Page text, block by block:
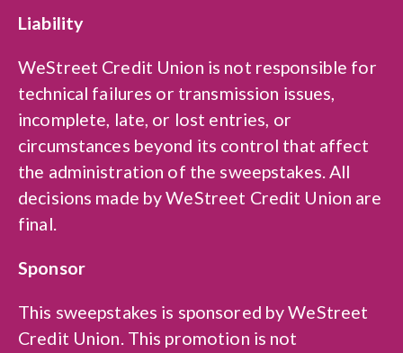
Liability
WeStreet Credit Union is not responsible for
technical failures or transmission issues,
incomplete, late, or lost entries, or
circumstances beyond its control that affect
the administration of the sweepstakes. All
decisions made by WeStreet Credit Union are
final.
Sponsor
This sweepstakes is sponsored by WeStreet
Credit Union. This promotion is not